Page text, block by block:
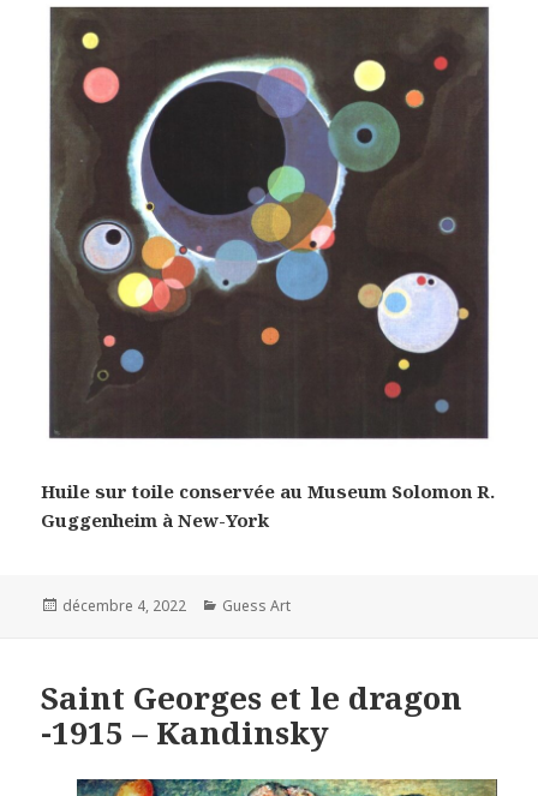
Huile sur toile conservée au Museum Solomon R.
Guggenheim à New-York
Posted
décembre 4, 2022 Categories
Guess Art
Saint Georges et le dragon
-1915 – Kandinsky